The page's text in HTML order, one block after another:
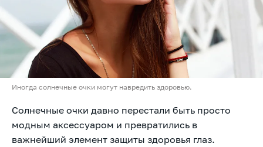
Иногда солнечные очки могут навредить здоровью.
Солнечные очки давно перестали быть просто
модным аксессуаром и превратились в
важнейший элемент защиты здоровья глаз.